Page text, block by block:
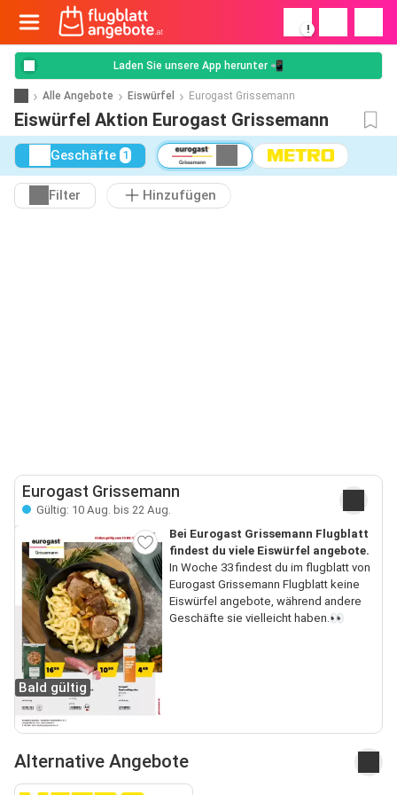
!
Laden Sie unsere App herunter 📲
Alle Angebote Eiswürfel Eurogast Grissemann
Eiswürfel Aktion Eurogast Grissemann
Geschäfte 1
Filter Hinzufügen
Eurogast Grissemann
Gültig: 10 Aug. bis 22 Aug.
Bald gültig
Bei Eurogast Grissemann Flugblatt
findest du viele Eiswürfel angebote.
In Woche 33 findest du im flugblatt von
Eurogast Grissemann Flugblatt keine
Eiswürfel angebote, während andere
Geschäfte sie vielleicht haben.👀
Alternative Angebote